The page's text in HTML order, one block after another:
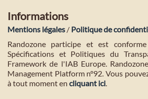
Informations
Mentions légales / Politique de
Randozone participe et est
Spécifications et Politiques du
Framework de l'IAB Europe.
Management Platform n°92. Vous
à tout moment en cliquant ici.